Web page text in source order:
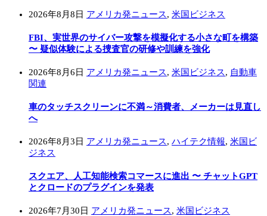
2026年8月8日 アメリカ発ニュース, 米国ビジネス
FBI、実世界のサイバー攻撃を模擬化する小さな町を構築
〜 疑似体験による捜査官の研修や訓練を強化
2026年8月6日 アメリカ発ニュース, 米国ビジネス, 自動車
関連
車のタッチスクリーンに不満～消費者、メーカーは見直し
へ
2026年8月3日 アメリカ発ニュース, ハイテク情報, 米国ビ
ジネス
スクエア、人工知能検索コマースに進出 〜 チャットGPT
とクロードのプラグインを発表
2026年7月30日 アメリカ発ニュース, 米国ビジネス